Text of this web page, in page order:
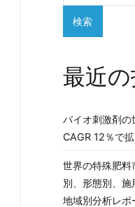
検索
最近
バイオ刺激剤
CAGR 12％で
世界の特殊肥
別、形態別、施
地域別分析レポ